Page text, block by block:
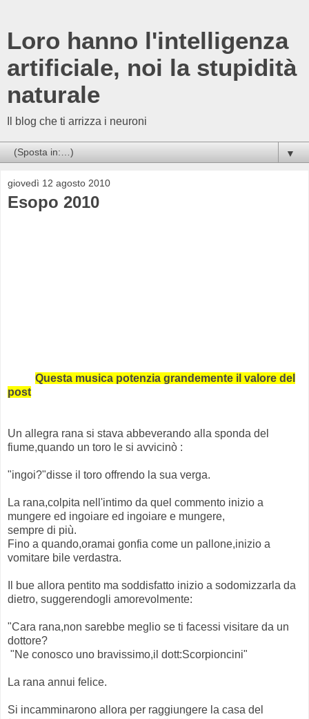
Loro hanno l'intelligenza
artificiale, noi la stupidità
naturale
Il blog che ti arrizza i neuroni
▼
giovedì 12 agosto 2010
Esopo 2010
Questa musica potenzia grandemente il valore del
post
Un allegra rana si stava abbeverando alla sponda del
fiume,quando un toro le si avvicinò :
"ingoi?"disse il toro offrendo la sua verga.
La rana,colpita nell'intimo da quel commento inizio a
mungere ed ingoiare ed ingoiare e mungere,
sempre di più.
Fino a quando,oramai gonfia come un pallone,inizio a
vomitare bile verdastra.
Il bue allora pentito ma soddisfatto inizio a sodomizzarla da
dietro, suggerendogli amorevolmente:
"Cara rana,non sarebbe meglio se ti facessi visitare da un
dottore?
"Ne conosco uno bravissimo,il dott:Scorpioncini"
La rana annui felice.
Si incamminarono allora per raggiungere la casa del